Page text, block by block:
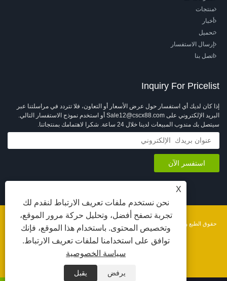
منتجات
أخبار
تحميل
إرسال الاستفسار
اتصل بنا
Inquiry For Pricelist
إذا كان لديك أي استفسار حول عرض الأسعار أو التعاون، فلا تتردد في مراسلتنا عبر
البريد الإلكتروني على Sale12@cscx88.com أو استخدم نموذج الاستفسار التالي.
سيتصل بك مندوب المبيعات لدينا خلال 24 ساعة. شكرا لاهتمامك بمنتجاتنا.
حقوق الطبع والنشر © 2026 شركة تشانغشو تشانغشين لمعدات المنسوجات المحدودة. جميع
الحقوق محفوظة.
رقم الهاتف 32058102002902号
XML Privacy Policy
X
نحن نستخدم ملفات تعريف الارتباط لنقدم لك
تجربة تصفح أفضل، وتحليل حركة مرور الموقع،
وتخصيص المحتوى. باستخدام هذا الموقع، فإنك
توافق على استخدامنا لملفات تعريف الارتباط.
سياسة الخصوصية
يرفض يقبل